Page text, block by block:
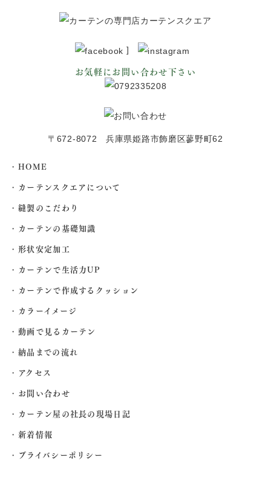
]
お気軽にお問い合わせ下さい
〒672-8072 兵庫県姫路市飾磨区蓼野町62
HOME
カーテンスクエアについて
縫製のこだわり
カーテンの基礎知識
形状安定加工
カーテンで生活力UP
カーテンで作成するクッション
カラーイメージ
動画で見るカーテン
納品までの流れ
アクセス
お問い合わせ
カーテン屋の社長の現場日記
新着情報
プライバシーポリシー